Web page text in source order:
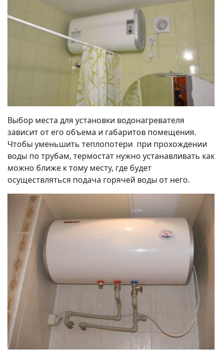
Выбор места для установки водонагревателя
зависит от его объема и габаритов помещения.
Чтобы уменьшить теплопотери при прохождении
воды по трубам, термостат нужно устанавливать как
можно ближе к тому месту, где будет
осуществляться подача горячей воды от него.